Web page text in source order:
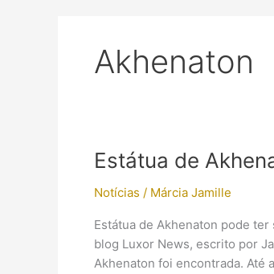
Akhenaton
Estátua de
Notícias / Márcia Jamille
Estátua de Akhenaton pode
blog Luxor News, escrito por
Akhenaton foi encontrada. Até